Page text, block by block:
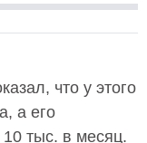
что у этого
а его
тыс. в месяц.